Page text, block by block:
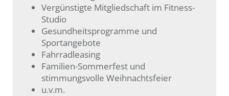
Vergünstigte Mitgliedschaft im Fitness-
Studio
Gesundheitsprogramme und
Sportangebote
Fahrradleasing
Familien-Sommerfest und
stimmungsvolle Weihnachtsfeier
u.v.m.